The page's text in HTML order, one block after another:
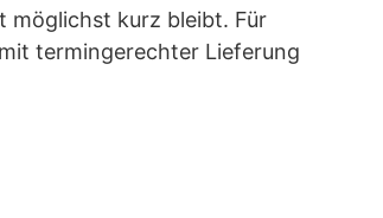
möglichst kurz bleibt. Für
termingerechter Lieferung